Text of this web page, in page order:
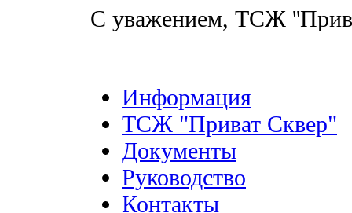
С уважением, ТСЖ
Информация
ТСЖ "Приват Сквер"
Документы
Руководство
Контакты